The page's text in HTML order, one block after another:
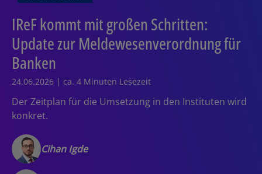
IReF kommt mit großen Schritten:
Update zur Meldewesenverordnung für
Banken
24.06.2026 | ca. 4 Minuten Lesezeit
Der Zeitplan für die Umsetzung in den Instituten wird
konkret.
Cihan Igde